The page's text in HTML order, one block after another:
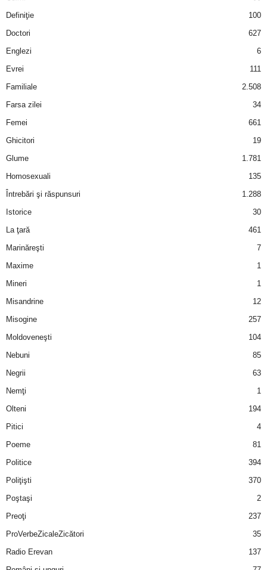
Definiţie
100
Doctori
627
Englezi
6
Evrei
111
Familiale
2.508
Farsa zilei
34
Femei
661
Ghicitori
19
Glume
1.781
Homosexuali
135
Întrebări şi răspunsuri
1.288
Istorice
30
La ţară
461
Marinăreşti
7
Maxime
1
Mineri
1
Misandrine
12
Misogine
257
Moldoveneşti
104
Nebuni
85
Negrii
63
Nemţi
1
Olteni
194
Pitici
4
Poeme
81
Politice
394
Poliţişti
370
Poştaşi
2
Preoţi
237
ProVerbeZicaleZicători
35
Radio Erevan
137